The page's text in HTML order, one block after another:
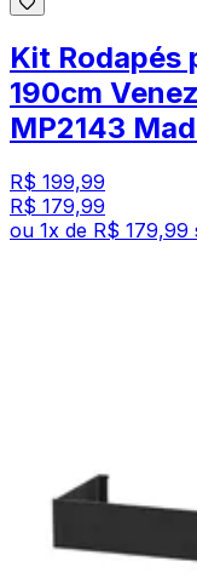
Kit Rodapés
190cm
MP2143
R$ 199,99
R$ 179,99
ou 1x de R$ 179,99